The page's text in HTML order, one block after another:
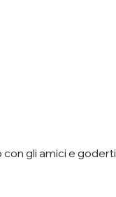
gli amici e goderti